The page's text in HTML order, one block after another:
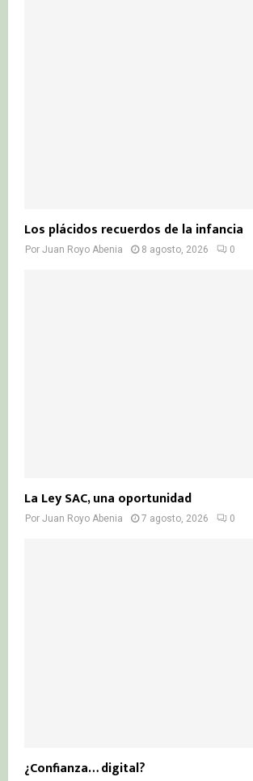
Los plácidos recuerdos de la infancia
Por Juan Royo Abenia 8 agosto, 2026 0
La Ley SAC, una oportunidad
Por Juan Royo Abenia 7 agosto, 2026 0
¿Confianza… digital?